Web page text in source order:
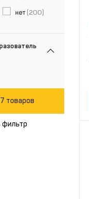
нет (200)
товаров
фильтр